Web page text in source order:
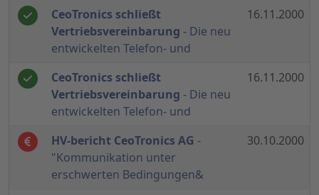
CeoTronics schließt
Vertriebsvereinbarung - Die neu
entwickelten Telefon- und
16.11.2000
CeoTronics schließt
Vertriebsvereinbarung - Die neu
entwickelten Telefon- und
16.11.2000
HV-bericht CeoTronics AG -
"Kommunikation unter
erschwerten Bedingungen&
30.10.2000